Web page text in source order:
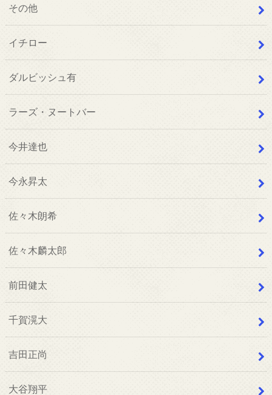
その他
イチロー
ダルビッシュ有
ラーズ・ヌートバー
今井達也
今永昇太
佐々木朗希
佐々木麟太郎
前田健太
千賀滉大
吉田正尚
大谷翔平